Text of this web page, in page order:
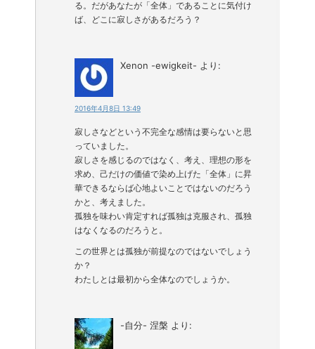
る。だがあなたが「全体」であることに気付け
ば、どこに寂しさがあるだろう？
Xenon -ewigkeit- より:
2016年4月8日 13:49
寂しさなどという不完全な感情は要らないと思
っていました。
寂しさを感じるのではなく、考え、理想の形を
求め、己だけの価値で染め上げた「全体」に昇
華できるならば心地よいことではないのだろう
かと、考えました。
孤独を味わい肯定すれば孤独は克服され、孤独
はなくなるのだろうと。
この世界とは孤独が前提なのではないでしょう
か？
わたしとは最初から全体なのでしょうか。
-自分- 涅槃 より: